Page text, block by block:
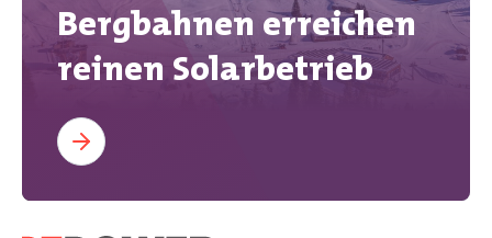
Bergbahnen erreichen
reinen Solarbetrieb